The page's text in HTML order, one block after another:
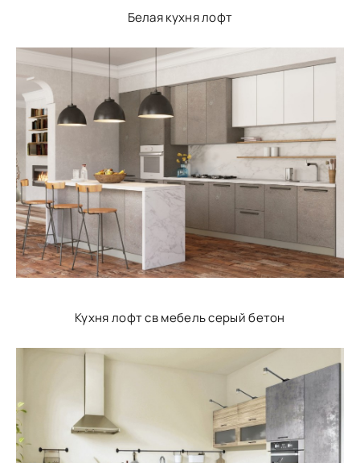
Белая кухня лофт
Кухня лофт св мебель серый бетон